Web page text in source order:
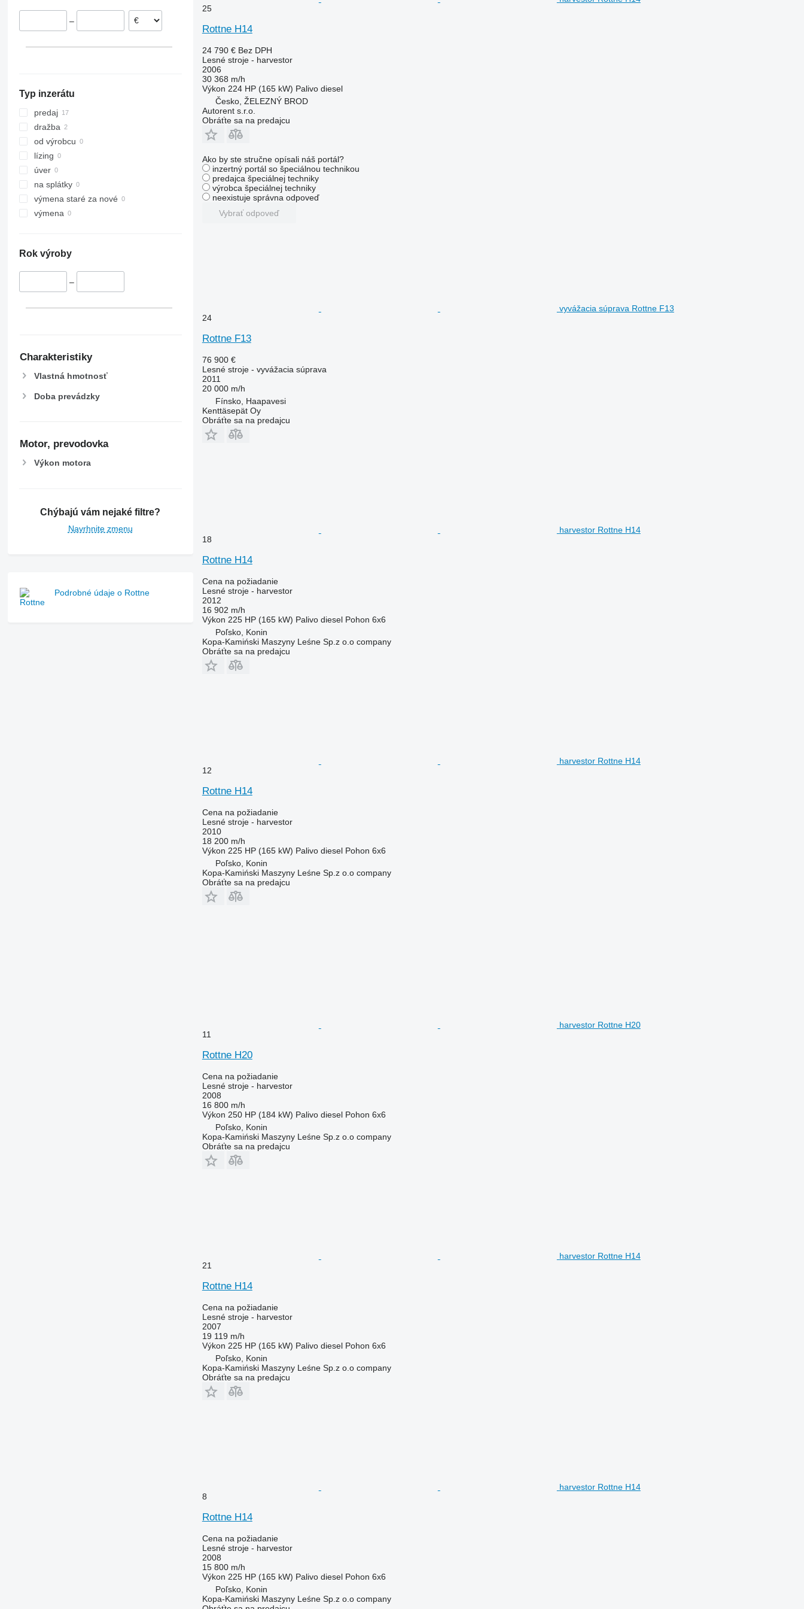
Česko
Nórsko
–
Typ inzerátu
predaj
dražba
od výrobcu
lízing
úver
na splátky
výmena staré za nové
výmena
Rok výroby
–
Charakteristiky
Vlastná hmotnosť
Doba prevádzky
Motor, prevodovka
Výkon motora
Chýbajú vám nejaké filtre?
Navrhnite zmenu
Podrobné údaje o Rottne
25
Rottne H14
24 790 € Bez DPH
Lesné stroje - harvestor
2006
30 368 m/h
Výkon 224 HP (165 kW) Palivo diesel
Česko, ŽELEZNÝ BROD
Autorent s.r.o.
Obráťte sa na predajcu
Ako by ste stručne opísali náš portál?
inzertný portál so špeciálnou technikou
predajca špeciálnej techniky
výrobca špeciálnej techniky
neexistuje správna odpoveď
Vybrať odpoveď
vyvážacia súprava Rottne F13
24
Rottne F13
76 900 €
Lesné stroje - vyvážacia súprava
2011
20 000 m/h
Fínsko, Haapavesi
Kenttäsepät Oy
Obráťte sa na predajcu
harvestor Rottne H14
18
Rottne H14
Cena na požiadanie
Lesné stroje - harvestor
2012
16 902 m/h
Výkon 225 HP (165 kW) Palivo diesel Pohon 6x6
Poľsko, Konin
Kopa-Kamiński Maszyny Leśne Sp.z o.o company
Obráťte sa na predajcu
harvestor Rottne H14
12
Rottne H14
Cena na požiadanie
Lesné stroje - harvestor
2010
18 200 m/h
Výkon 225 HP (165 kW) Palivo diesel Pohon 6x6
Poľsko, Konin
Kopa-Kamiński Maszyny Leśne Sp.z o.o company
Obráťte sa na predajcu
harvestor Rottne H20
11
Rottne H20
Cena na požiadanie
Lesné stroje - harvestor
2008
16 800 m/h
Výkon 250 HP (184 kW) Palivo diesel Pohon 6x6
Poľsko, Konin
Kopa-Kamiński Maszyny Leśne Sp.z o.o company
Obráťte sa na predajcu
harvestor Rottne H14
21
Rottne H14
Cena na požiadanie
Lesné stroje - harvestor
2007
19 119 m/h
Výkon 225 HP (165 kW) Palivo diesel Pohon 6x6
Poľsko, Konin
Kopa-Kamiński Maszyny Leśne Sp.z o.o company
Obráťte sa na predajcu
harvestor Rottne H14
8
Rottne H14
Cena na požiadanie
Lesné stroje - harvestor
2008
15 800 m/h
Výkon 225 HP (165 kW) Palivo diesel Pohon 6x6
Poľsko, Konin
Kopa-Kamiński Maszyny Leśne Sp.z o.o company